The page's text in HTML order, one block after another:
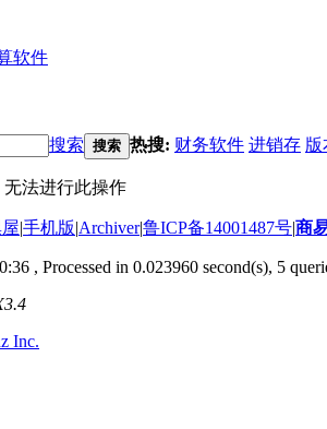
软件
搜索 搜索 热搜: 财务软件 进销存 版
法进行此操作
|手机版|Archiver|鲁ICP备14001487号|商
, Processed in 0.023960 second(s), 5
Inc.